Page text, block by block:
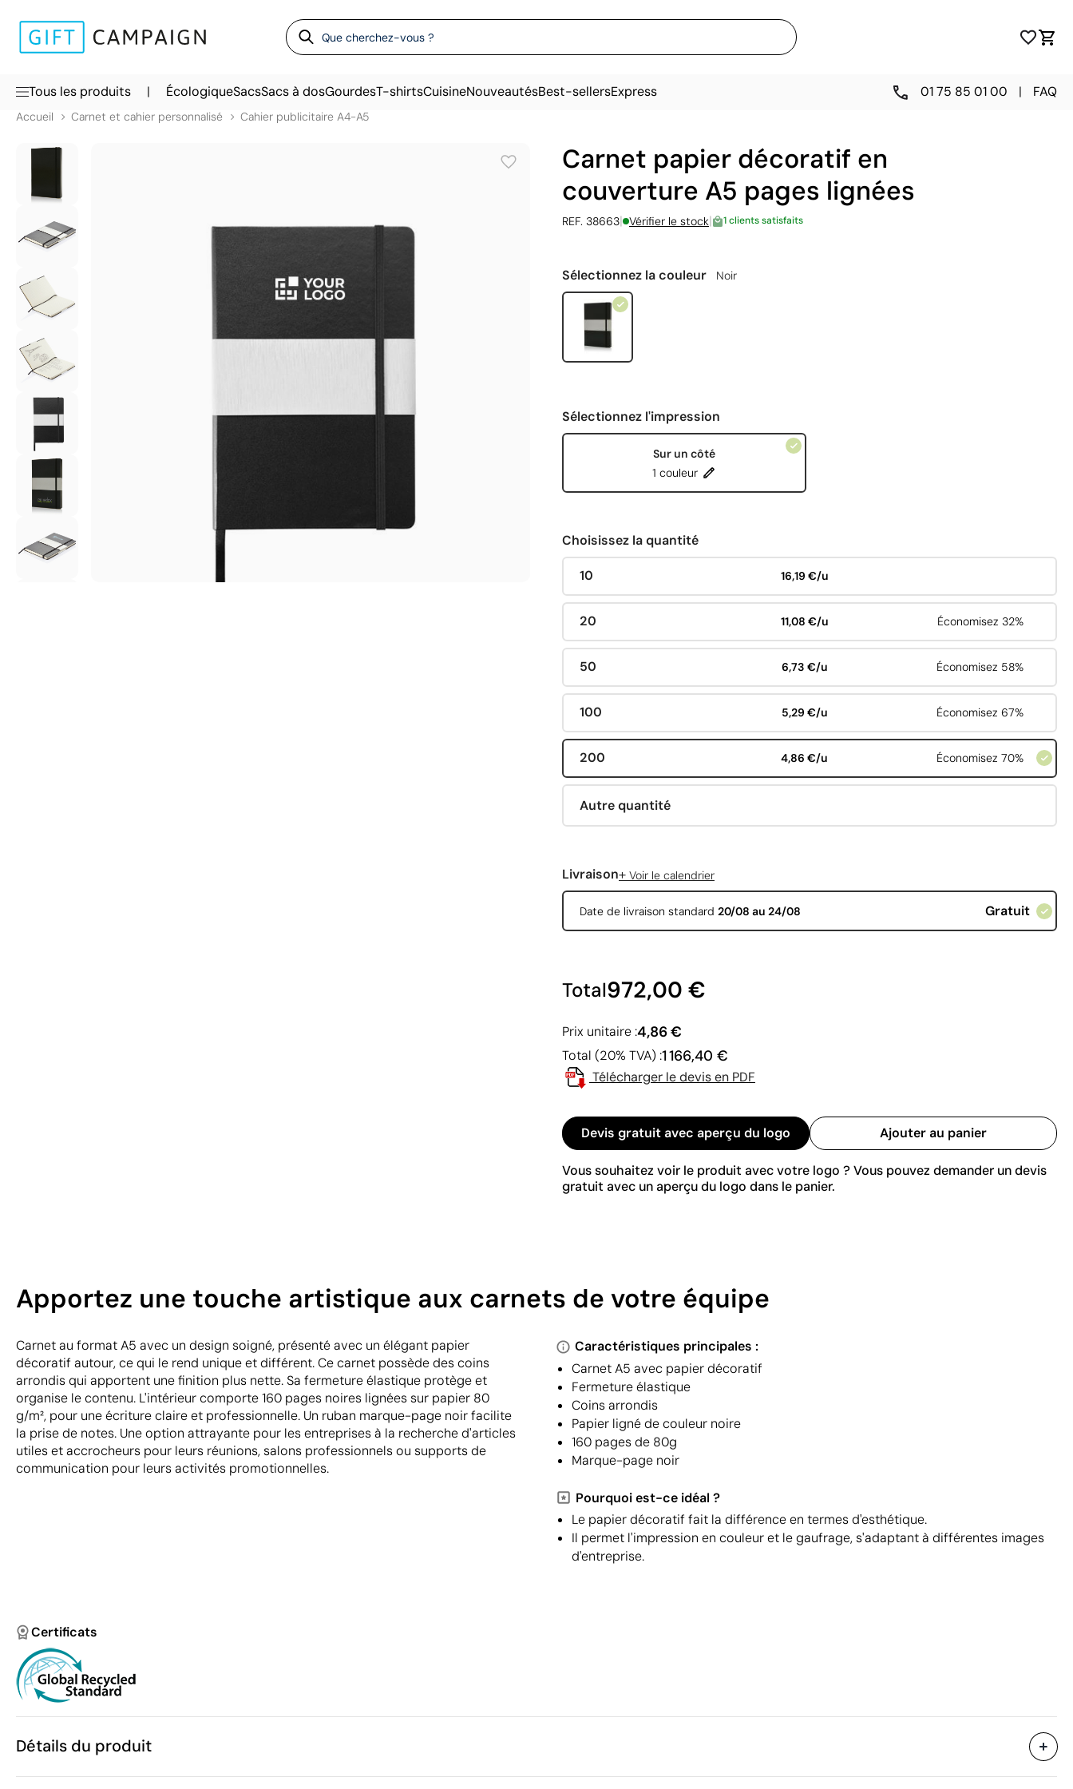
Tous les produits | ÉcologiqueSacsSacs à dosGourdesT-shirtsCuisineNouveautésBest-sellersExpress 01 75 85 01 00 | FAQ
Accueil Carnet et cahier personnalisé Cahier publicitaire A4-A5
Carnet papier décoratif en
couverture A5 pages lignées
REF. 38663| Vérifier le stock| 1 clients satisfaits
Sélectionnez la couleur Noir
Sélectionnez l'impression
Sur un côté
1 couleur
Choisissez la quantité
10 16,19 €/u
20 11,08 €/u Économisez 32%
50 6,73 €/u Économisez 58%
100 5,29 €/u Économisez 67%
200 4,86 €/u Économisez 70%
Autre quantité
Livraison+ Voir le calendrier
Date de livraison standard 20/08 au 24/08 Gratuit
Total972,00 €
Prix unitaire :4,86 €
Total (20% TVA) :1 166,40 €
Télécharger le devis en PDF
Devis gratuit avec aperçu du logo Ajouter au panier
Vous souhaitez voir le produit avec votre logo ? Vous pouvez demander un devis
gratuit avec un aperçu du logo dans le panier.
Apportez une touche artistique aux carnets de votre équipe
Carnet au format A5 avec un design soigné, présenté avec un élégant papier
décoratif autour, ce qui le rend unique et différent. Ce carnet possède des coins
arrondis qui apportent une finition plus nette. Sa fermeture élastique protège et
organise le contenu. L'intérieur comporte 160 pages noires lignées sur papier 80
g/m², pour une écriture claire et professionnelle. Un ruban marque-page noir facilite
la prise de notes. Une option attrayante pour les entreprises à la recherche d'articles
utiles et accrocheurs pour leurs réunions, salons professionnels ou supports de
communication pour leurs activités promotionnelles.
Caractéristiques principales :
Carnet A5 avec papier décoratif
Fermeture élastique
Coins arrondis
Papier ligné de couleur noire
160 pages de 80g
Marque-page noir
Pourquoi est-ce idéal ?
Le papier décoratif fait la différence en termes d'esthétique.
Il permet l'impression en couleur et le gaufrage, s'adaptant à différentes images
d'entreprise.
Certificats
Détails du produit
Caractéristiques Emballage